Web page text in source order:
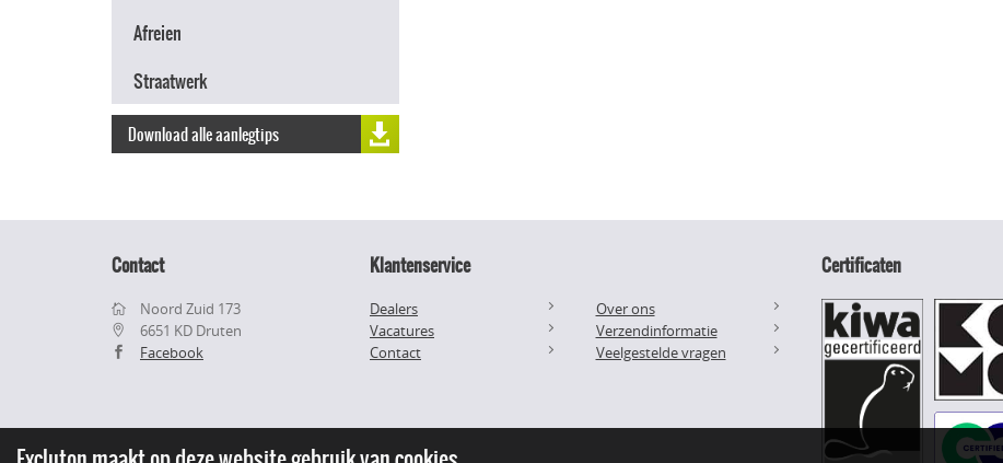
Afreien
Straatwerk
Download alle aanlegtips
Contact
Noord Zuid 173
6651 KD Druten
Facebook
Klantenservice
Dealers
Vacatures
Contact
Over ons
Verzendinformatie
Veelgestelde vragen
Certificaten